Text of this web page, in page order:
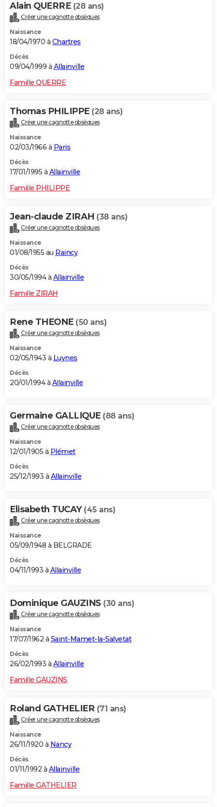
Alain QUERRE (28 ans)
Créer une cagnotte obsèques
Naissance
18/04/1970 à Chartres
Décès
09/04/1999 à Allainville
Famille QUERRE
Thomas PHILIPPE (28 ans)
Créer une cagnotte obsèques
Naissance
02/03/1966 à Paris
Décès
17/01/1995 à Allainville
Famille PHILIPPE
Jean-claude ZIRAH (38 ans)
Créer une cagnotte obsèques
Naissance
01/08/1955 au Raincy
Décès
30/05/1994 à Allainville
Famille ZIRAH
Rene THEONE (50 ans)
Créer une cagnotte obsèques
Naissance
02/05/1943 à Luynes
Décès
20/01/1994 à Allainville
Germaine GALLIQUE (88 ans)
Créer une cagnotte obsèques
Naissance
12/01/1905 à Plémet
Décès
25/12/1993 à Allainville
Elisabeth TUCAY (45 ans)
Créer une cagnotte obsèques
Naissance
05/09/1948 à BELGRADE
Décès
04/11/1993 à Allainville
Dominique GAUZINS (30 ans)
Créer une cagnotte obsèques
Naissance
17/07/1962 à Saint-Mamet-la-Salvetat
Décès
26/02/1993 à Allainville
Famille GAUZINS
Roland GATHELIER (71 ans)
Créer une cagnotte obsèques
Naissance
26/11/1920 à Nancy
Décès
01/11/1992 à Allainville
Famille GATHELIER